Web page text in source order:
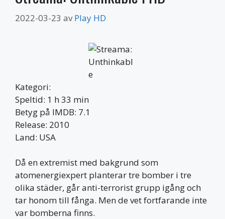
2022-03-23 avPlay HD
Kategori:
Speltid: 1 h 33 min
Betyg på IMDB: 7.1
Release: 2010
Land: USA
Då en extremist med bakgrund som
atomenergiexpert planterar tre bomber i tre
olika städer, går anti-terrorist grupp igång och
tar honom till fånga. Men de vet fortfarande inte
var bomberna finns.